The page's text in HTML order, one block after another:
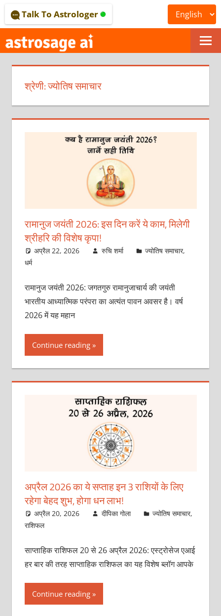
to
content
ONLINE
ASTROLOGICAL
–
ASTROSAGE
MAGAZINE
Talk To Astrologer
श्रेणी:ज्योतिष समाचार
रामानुज जयंती 2026: इस दिन करें ये काम, मिलेगी
श्रीहरि की विशेष कृपा!
अप्रैल 22, 2026 रुचि शर्मा ज्योतिष समाचार,
धर्म
रामानुज जयंती 2026: जगतगुरु रामानुजाचार्य की जयंती
भारतीय आध्यात्मिक परंपरा का अत्यंत पावन अवसर है। वर्ष
2026 में यह महान
Continue reading
अप्रैल 2026 का ये सप्ताह इन 3 राशियों के लिए
रहेगा बेहद शुभ, होगा धन लाभ!
अप्रैल 20, 2026 दीपिका गोला ज्योतिष समाचार,
राशिफल
साप्ताहिक राशिफल 20 से 26 अप्रैल 2026: एस्ट्रोसेज एआई
हर बार की तरह साप्ताहिक राशिफल का यह विशेष ब्लॉग आपके
Continue reading